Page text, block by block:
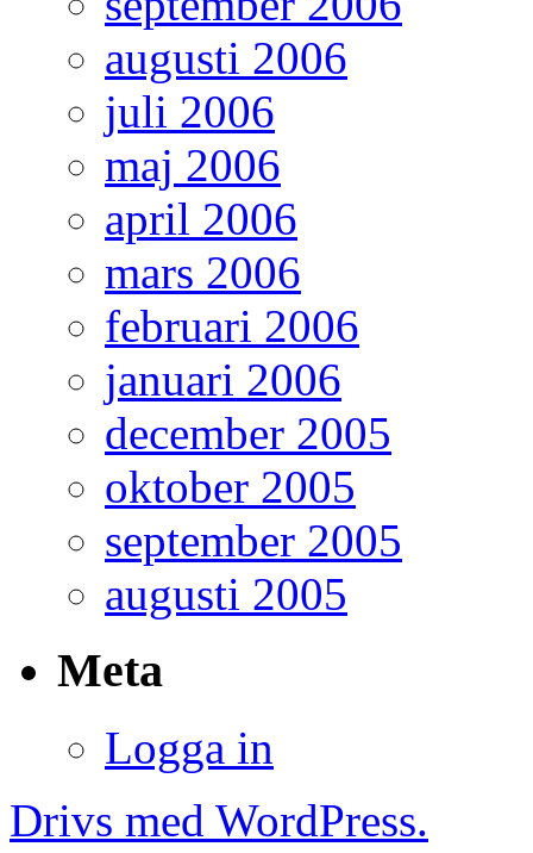
augusti 2006
juli 2006
maj 2006
april 2006
mars 2006
februari 2006
januari 2006
december 2005
oktober 2005
september 2005
augusti 2005
Meta
Logga in
Drivs med WordPress.